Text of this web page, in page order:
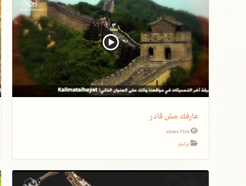
عارفك مش قادر
7214 views
ترانيم